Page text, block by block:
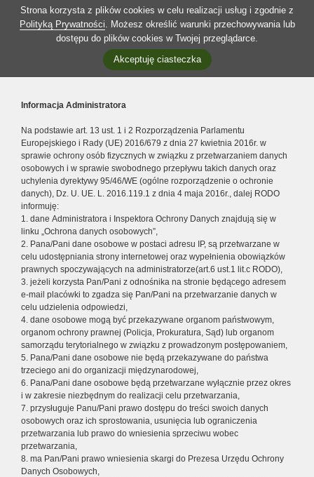
Strona korzysta z plików cookies w celu realizacji usług i zgodnie z
Polityką Prywatności. Możesz określić warunki przechowywania lub
dostępu do plików cookies w Twojej przeglądarce.
Akceptuję ciasteczka
Informacja Administratora
Na podstawie art. 13 ust. 1 i 2 Rozporządzenia Parlamentu
Europejskiego i Rady (UE) 2016/679 z dnia 27 kwietnia 2016r. w
sprawie ochrony osób fizycznych w związku z przetwarzaniem danych
osobowych i w sprawie swobodnego przepływu takich danych oraz
uchylenia dyrektywy 95/46/WE (ogólne rozporządzenie o ochronie
danych), Dz. U. UE. L. 2016.119.1 z dnia 4 maja 2016r., dalej RODO
informuję:
1. dane Administratora i Inspektora Ochrony Danych znajdują się w
linku „Ochrona danych osobowych”,
2. Pana/Pani dane osobowe w postaci adresu IP, są przetwarzane w
celu udostępniania strony internetowej oraz wypełnienia obowiązków
prawnych spoczywających na administratorze(art.6 ust.1 lit.c RODO),
3. jeżeli korzysta Pan/Pani z odnośnika na stronie będącego adresem
e-mail placówki to zgadza się Pan/Pani na przetwarzanie danych w
celu udzielenia odpowiedzi,
4. dane osobowe mogą być przekazywane organom państwowym,
organom ochrony prawnej (Policja, Prokuratura, Sąd) lub organom
samorządu terytorialnego w związku z prowadzonym postępowaniem,
5. Pana/Pani dane osobowe nie będą przekazywane do państwa
trzeciego ani do organizacji międzynarodowej,
6. Pana/Pani dane osobowe będą przetwarzane wyłącznie przez okres
i w zakresie niezbędnym do realizacji celu przetwarzania,
7. przysługuje Panu/Pani prawo dostępu do treści swoich danych
osobowych oraz ich sprostowania, usunięcia lub ograniczenia
przetwarzania lub prawo do wniesienia sprzeciwu wobec
przetwarzania,
8. ma Pan/Pani prawo wniesienia skargi do Prezesa Urzędu Ochrony
Danych Osobowych,